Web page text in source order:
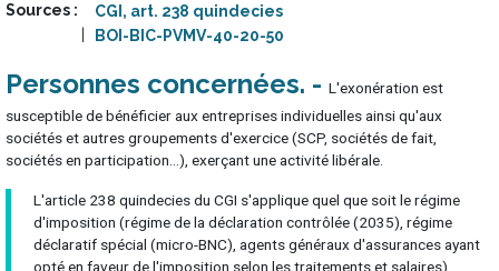
Sources
CGI, art. 238 quindecies
BOI-BIC-PVMV-40-20-50
Personnes concernées
L'exonération est
susceptible de bénéficier aux entreprises individuelles ainsi qu'aux
sociétés et autres groupements d'exercice (SCP, sociétés de fait,
sociétés en participation...), exerçant une activité libérale.
L'article 238 quindecies du CGI s'applique quel que soit le régime
d'imposition (régime de la déclaration contrôlée (2035), régime
déclaratif spécial (micro-BNC), agents généraux d'assurances ayant
opté en faveur de l'imposition selon les traitements et salaires).